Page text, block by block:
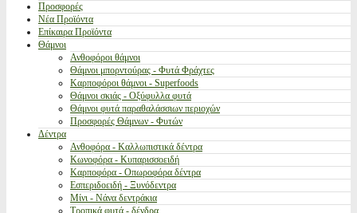
Προσφορές
Νέα Προϊόντα
Επίκαιρα Προϊόντα
Θάμνοι
Ανθοφόροι θάμνοι
Θάμνοι μπορντούρας - Φυτά Φράχτες
Καρποφόροι θάμνοι - Superfoods
Θάμνοι σκιάς - Οξύφυλλα φυτά
Θάμνοι φυτά παραθαλάσσιων περιοχών
Προσφορές Θάμνων - Φυτών
Δέντρα
Ανθοφόρα - Καλλωπιστικά δέντρα
Κωνοφόρα - Κυπαρισσοειδή
Καρποφόρα - Οπωροφόρα δέντρα
Εσπεριδοειδή - Ξυνόδεντρα
Μίνι - Νάνα δεντράκια
Τροπικά φυτά - δένδρα